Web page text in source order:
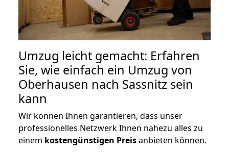
Umzug leicht gemacht: Erfahren
Sie, wie einfach ein Umzug von
Oberhausen nach Sassnitz sein
kann
Wir können Ihnen garantieren, dass unser
professionelles Netzwerk Ihnen nahezu alles zu
einem kostengünstigen Preisanbieten können.